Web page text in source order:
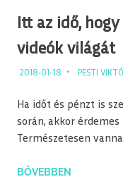
Itt az idő,
videók világát
2018-01-18 PESTI
Ha időt és pénzt is
során, akkor
Természetesen
BŐVEBBEN